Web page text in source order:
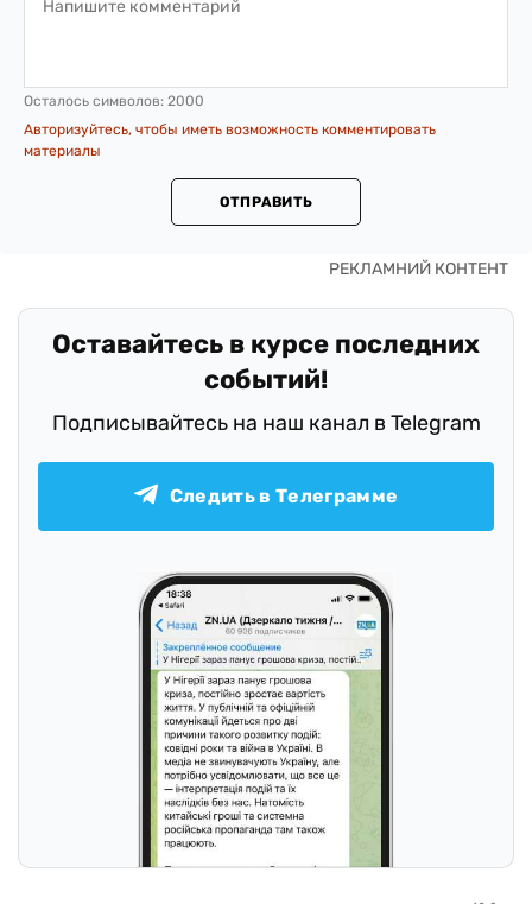
Осталось символов: 2000
Авторизуйтесь, чтобы иметь возможность комментировать
материалы
ОТПРАВИТЬ
Оставайтесь в курсе последних
событий!
Подписывайтесь на наш канал в Telegram
Следить в Телеграмме